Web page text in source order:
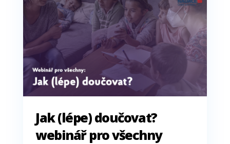
Jak (lépe) doučovat?
webinář pro všechny